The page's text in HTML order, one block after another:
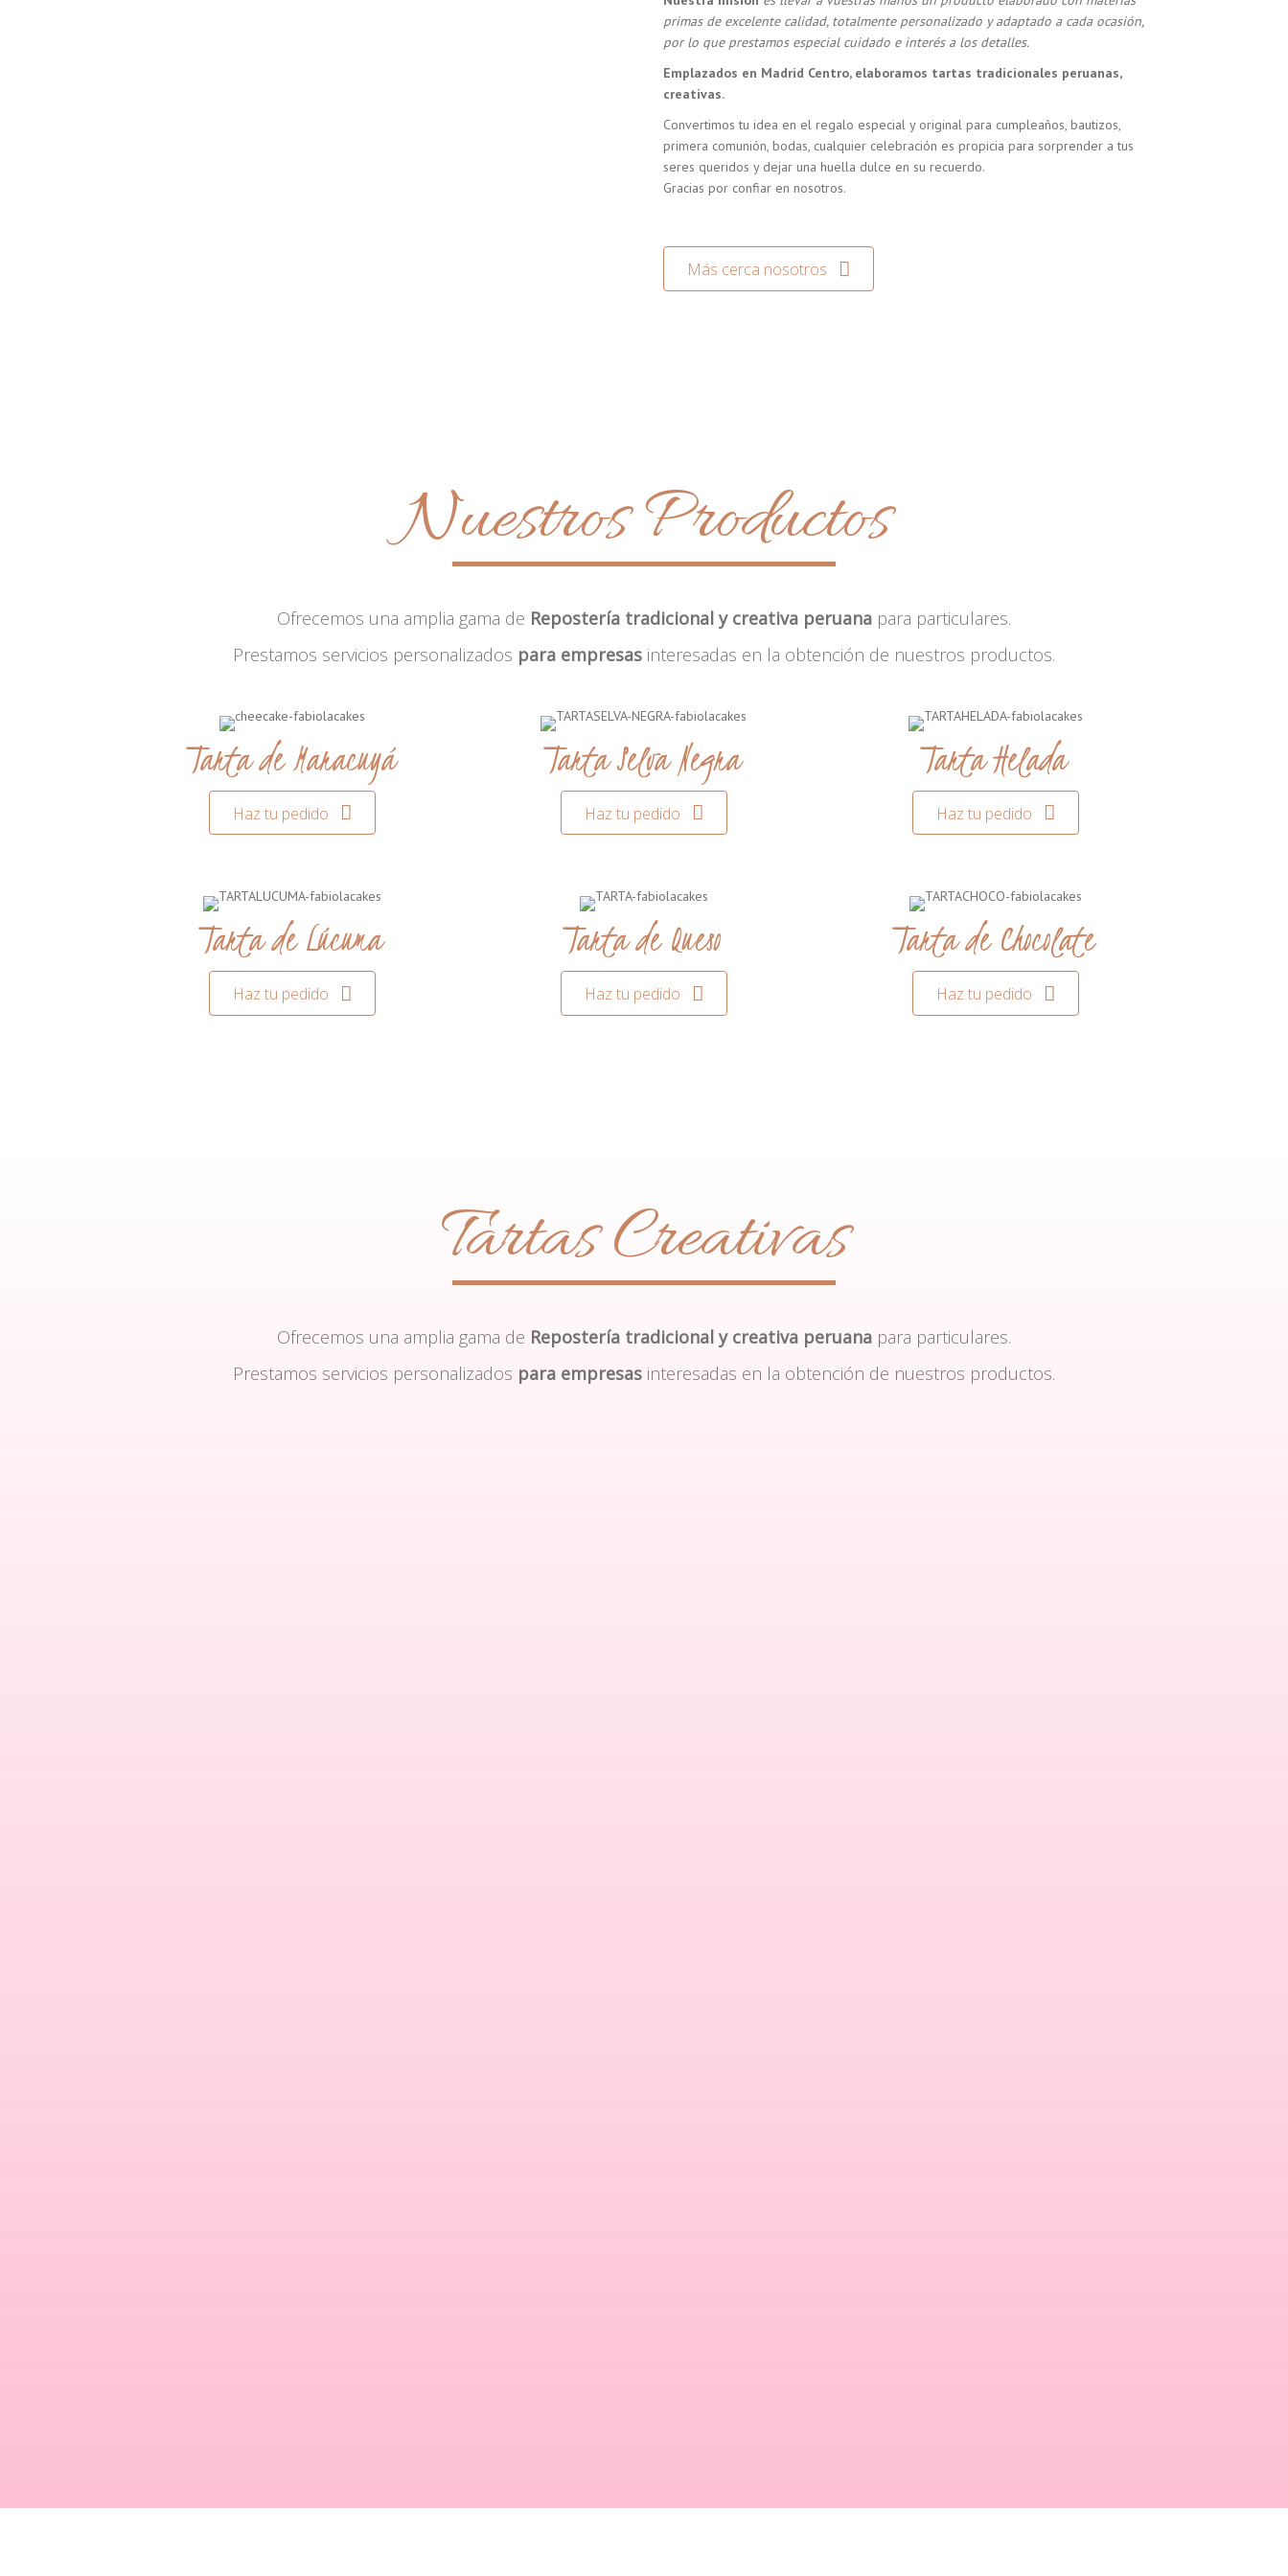
primas de excelente calidad, totalmente personalizado y adaptado a cada ocasión,
por lo que prestamos especial cuidado e interés a los detalles.
Emplazados en Madrid Centro, elaboramos tartas tradicionales peruanas,
creativas.
Convertimos tu idea en el regalo especial y original para cumpleaños, bautizos,
primera comunión, bodas, cualquier celebración es propicia para sorprender a tus
seres queridos y dejar una huella dulce en su recuerdo.
Gracias por confiar en nosotros.
Más cerca nosotros
Nuestros Productos
Ofrecemos una amplia gama de Repostería tradicional y creativa peruana para particulares.
Prestamos servicios personalizados para empresas interesadas en la obtención de nuestros productos.
Tarta de Maracuyá
Haz tu pedido
Tarta Selva Negra
Haz tu pedido
Tarta Helada
Haz tu pedido
Tarta de Lúcuma
Haz tu pedido
Tarta de Queso
Haz tu pedido
Tarta de Chocolate
Haz tu pedido
Tartas Creativas
Ofrecemos una amplia gama de Repostería tradicional y creativa peruana para particulares.
Prestamos servicios personalizados para empresas interesadas en la obtención de nuestros productos.